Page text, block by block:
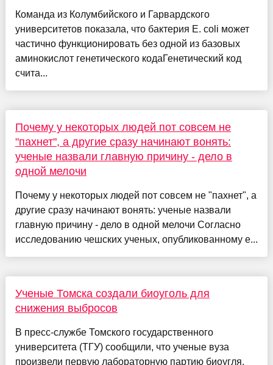
Команда из Колумбийского и Гарвардского
университетов показала, что бактерия E. coli может
частично функционировать без одной из базовых
аминокислот генетического кодаГенетический код
счита...
Почему у некоторых людей пот совсем не
"пахнет", а другие сразу начинают вонять:
ученые назвали главную причину - дело в
одной мелочи
Почему у некоторых людей пот совсем не "пахнет", а
другие сразу начинают вонять: ученые назвали
главную причину - дело в одной мелочи Согласно
исследованию чешских ученых, опубликованному е...
Ученые Томска создали биоуголь для
снижения выбросов
В пресс-службе Томского государственного
университета (ТГУ) сообщили, что ученые вуза
произвели первую лабораторную партию биоугля.